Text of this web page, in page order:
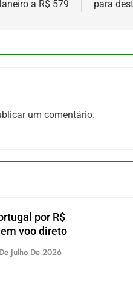
a R$ 579
para
um comentário.
por R$
voo direto
Julho De 2026